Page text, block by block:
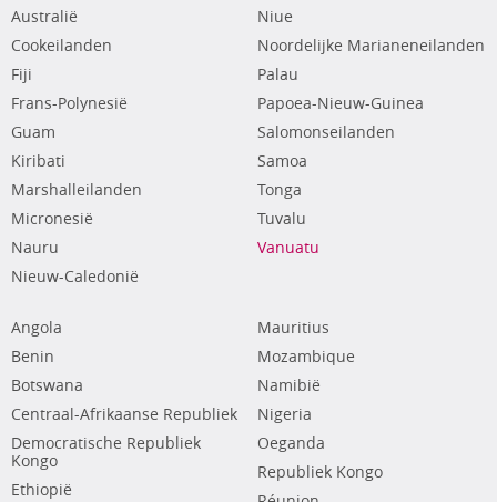
Australië
Cookeilanden
Fiji
Frans-Polynesië
Guam
Kiribati
Marshalleilanden
Micronesië
Nauru
Nieuw-Caledonië
Niue
Noordelijke Marianeneilanden
Palau
Papoea-Nieuw-Guinea
Salomonseilanden
Samoa
Tonga
Tuvalu
Vanuatu
Angola
Benin
Botswana
Centraal-Afrikaanse Republiek
Democratische Republiek
Kongo
Ethiopië
Mauritius
Mozambique
Namibië
Nigeria
Oeganda
Republiek Kongo